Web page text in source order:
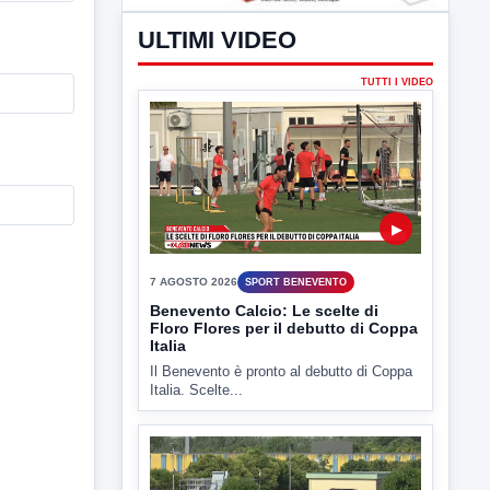
ULTIMI VIDEO
TUTTI I VIDEO
▶
7 AGOSTO 2026 SPORT BENEVENTO
Benevento Calcio: Le scelte di
Floro Flores per il debutto di Coppa
Italia
Il Benevento è pronto al debutto di Coppa
Italia. Scelte...